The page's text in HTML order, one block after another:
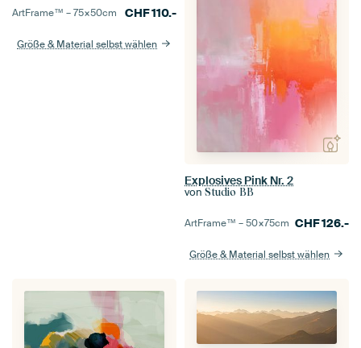
ArtFrame™ –75×50cm CHF110.-
Größe & Material selbst wählen
Explosives Pink Nr. 2
von Studio BB
ArtFrame™ –50×75cm CHF126.-
Größe & Material selbst wählen